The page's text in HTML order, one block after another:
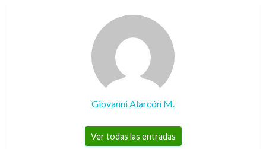
Giovanni Alarcón M.
Ver todas las entradas